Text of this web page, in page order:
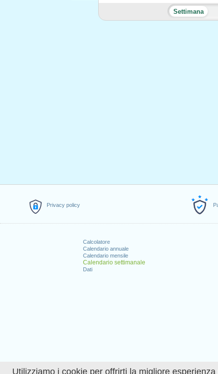
Utilizziamo i cookie per offrirti la migliore
Privacy policy
Calcolatore
Calendario annuale
Calendario mensile
Calendario settimanale
Dati
Settimana